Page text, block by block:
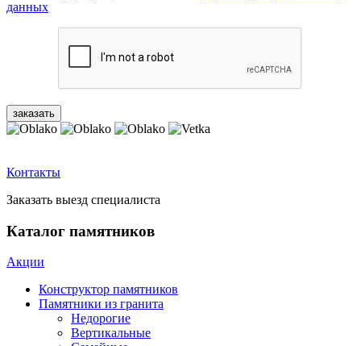
данных
Контакты
Заказать выезд специалиста
Каталог памятников
Акции
Конструктор памятников
Памятники из гранита
Недорогие
Вертикальные